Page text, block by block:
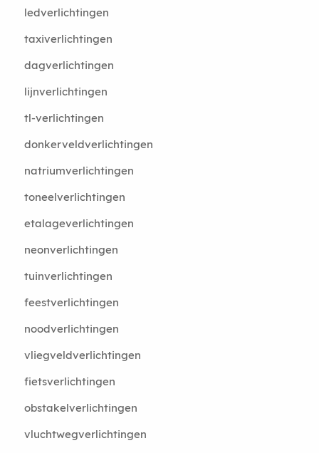
ledverlichtingen
taxiverlichtingen
dagverlichtingen
lijnverlichtingen
tl-verlichtingen
donkerveldverlichtingen
natriumverlichtingen
toneelverlichtingen
etalageverlichtingen
neonverlichtingen
tuinverlichtingen
feestverlichtingen
noodverlichtingen
vliegveldverlichtingen
fietsverlichtingen
obstakelverlichtingen
vluchtwegverlichtingen